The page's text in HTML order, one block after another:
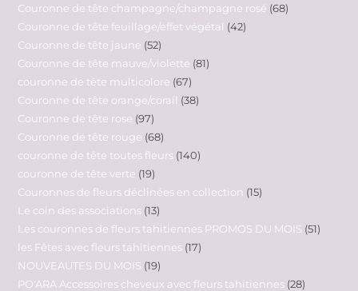
Couronne de tête champagne/champagne rosé 68
Couronne de tête feuillage/effet végétal 42
Couronne de tête jaune 52
Couronne de tête mauve/violette 81
couronne de tête multicolore 67
Couronne de tête orange/corail 38
Couronne de tête rose 97
Couronne de tête rouge 68
couronne de tête toutes fleurs 140
couronne de tête verte 19
Couronnes de fleurs déclinées en collection 15
Le coin des associations 13
Les couronnes de fleurs tahitiennes PROMOS DU MOIS 51
les Fêtes avec fleurs tahitiennes 17
NOUVEAUTES DU MOIS 19
PO'ARA Accessoires cheveux avec fleurs tahitiennes 28